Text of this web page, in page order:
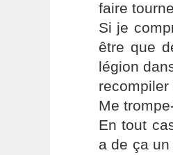
faire
Si je
être que
légion
Me
En tout
a de ça